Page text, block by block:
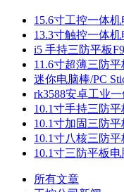
15.6寸工控一体机
13.3寸触控一体机
i5 手持三防平板
11.6寸超薄三防平
迷你电脑棒/PC
rk3588安卓工业
10.1寸手持三防平
10.1寸加固三防平
10.1寸八核三防平
10.1寸三防平板电
所有文章